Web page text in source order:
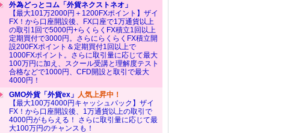
外為どっとコム「外貨ネクストネオ」
【最大101万2000円＋1200FXポイント】ザイ
FX！から口座開設後、FX口座で1万通貨以上
の取引1回で5000円+らくらくFX積立1回以上
定期買付で3000円。さらにらくらくFX積立開
設200FXポイント＆定期買付1回以上で
1000FXポイント。さらに取引量に応じて最大
100万円に加え、スクール受講と理解度テスト
合格などで1000円、CFD開設と取引で最大
4000円！
GMO外貨「外貨ex」 人気上昇中！
【最大100万4000円キャッシュバック】ザイ
FX！から口座開設後、1万通貨以上の取引で
4000円がもらえる！ さらに取引量に応じて最
大100万円のチャンスも！